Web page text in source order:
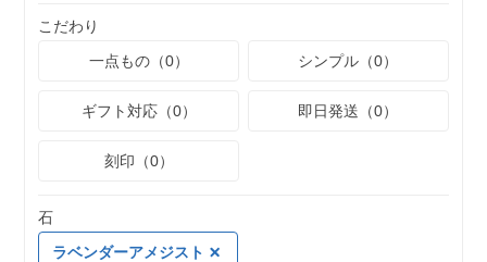
こだわり
一点もの（0）
シンプル（0）
ギフト対応（0） 即日発送（0）
刻印（0）
石
ラベンダーアメジスト